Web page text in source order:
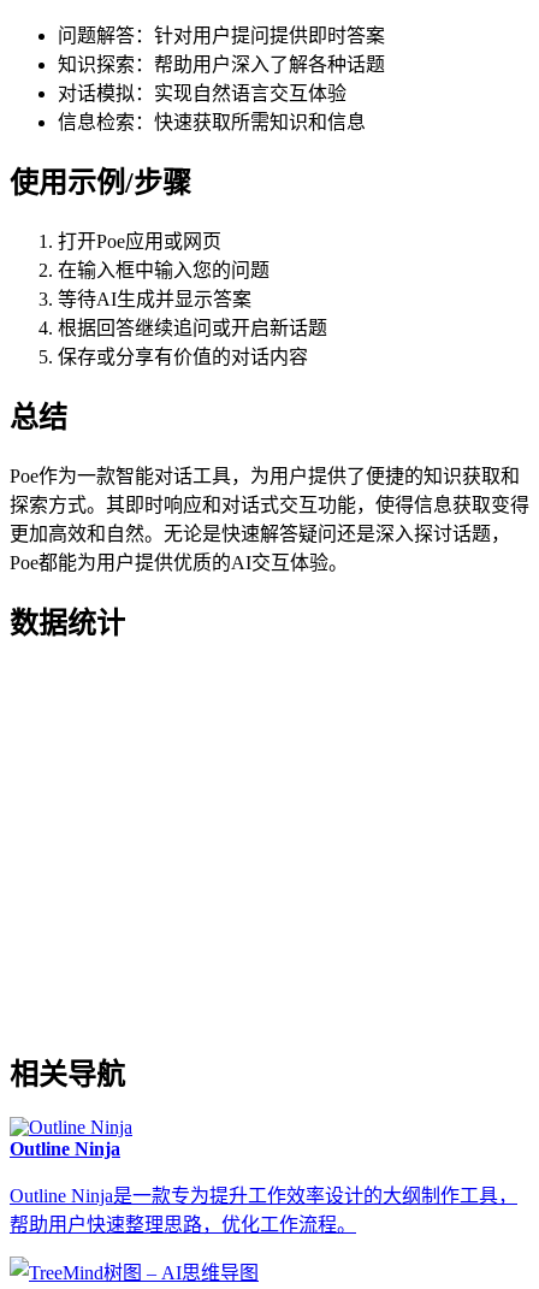
问题解答：针对用户提问提供即时答案
知识探索：帮助用户深入了解各种话题
对话模拟：实现自然语言交互体验
信息检索：快速获取所需知识和信息
使用示例/步骤
打开Poe应用或网页
在输入框中输入您的问题
等待AI生成并显示答案
根据回答继续追问或开启新话题
保存或分享有价值的对话内容
总结
Poe作为一款智能对话工具，为用户提供了便捷的知识获取和
探索方式。其即时响应和对话式交互功能，使得信息获取变得
更加高效和自然。无论是快速解答疑问还是深入探讨话题，
Poe都能为用户提供优质的AI交互体验。
数据统计
相关导航
Outline Ninja
Outline Ninja是一款专为提升工作效率设计的大纲制作工具，
帮助用户快速整理思路，优化工作流程。